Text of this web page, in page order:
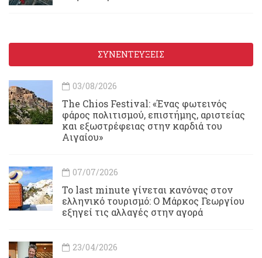
ΣΥΝΕΝΤΕΥΞΕΙΣ
03/08/2026
Τhe Chios Festival: «Ένας φωτεινός
φάρος πολιτισμού, επιστήμης, αριστείας
και εξωστρέφειας στην καρδιά του
Αιγαίου»
07/07/2026
Το last minute γίνεται κανόνας στον
ελληνικό τουρισμό: Ο Μάρκος Γεωργίου
εξηγεί τις αλλαγές στην αγορά
23/04/2026